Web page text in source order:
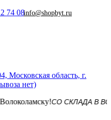
74 08info@shopbyt.ru
Московская область, г.
нет)
СО СКЛАДА В